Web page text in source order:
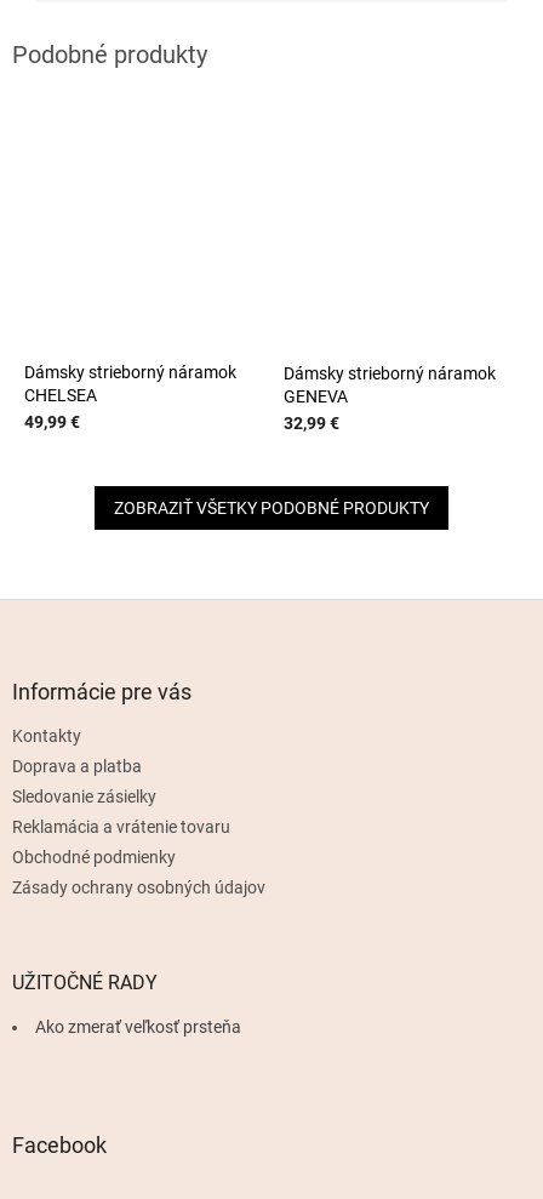
Dámsky strieborný náramok
CHELSEA
49,99 €
Dámsky strieborný náramok
GENEVA
32,99 €
ZOBRAZIŤ VŠETKY PODOBNÉ PRODUKTY
Informácie pre vás
Kontakty
Doprava a platba
Sledovanie zásielky
Reklamácia a vrátenie tovaru
Obchodné podmienky
Zásady ochrany osobných údajov
UŽITOČNÉ RADY
Ako zmerať veľkosť prsteňa
Facebook